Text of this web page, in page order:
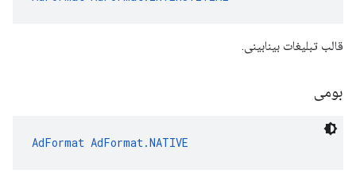
قالب تبلیغات بینابینی.
بومی
AdFormat AdFormat.NATIVE